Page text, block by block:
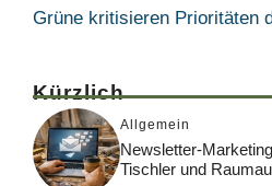
Grüne kritisieren Prioritäten
Kürzlich
Allgemein
Newsletter-
Tischler und